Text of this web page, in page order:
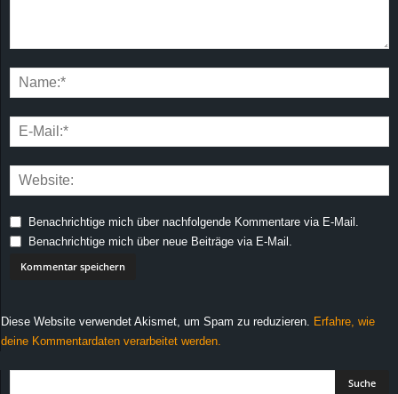
Benachrichtige mich über nachfolgende Kommentare via E-Mail.
Benachrichtige mich über neue Beiträge via E-Mail.
Diese Website verwendet Akismet, um Spam zu reduzieren. Erfahre, wie
deine Kommentardaten verarbeitet werden.